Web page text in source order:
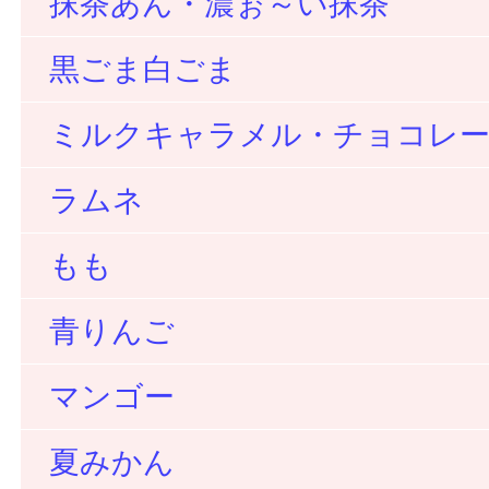
黒ごま白ごま
ミルクキャラメル・チョコレ
ラムネ
もも
青りんご
マンゴー
夏みかん